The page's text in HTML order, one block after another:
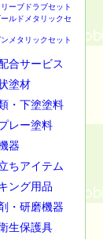
リーブドラブセット
ールドメタリックセ
ンメタリックセット
合サービス
塗材
・下塗塗料
レー塗料
器
ちアイテム
ング用品
・研磨機器
生保護具